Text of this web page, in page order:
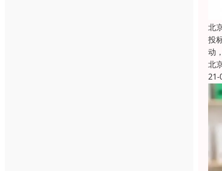
北
投
动
北
21-